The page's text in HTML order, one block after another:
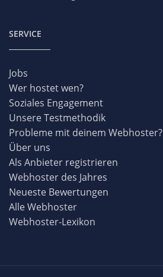
SERVICE
Jobs
Wer hostet wen?
Soziales Engagement
Unsere Testmethodik
Probleme mit deinem Webhoster?
Über uns
Als Anbieter registrieren
Webhoster des Jahres
Neueste Bewertungen
Alle Webhoster
Webhoster-Lexikon